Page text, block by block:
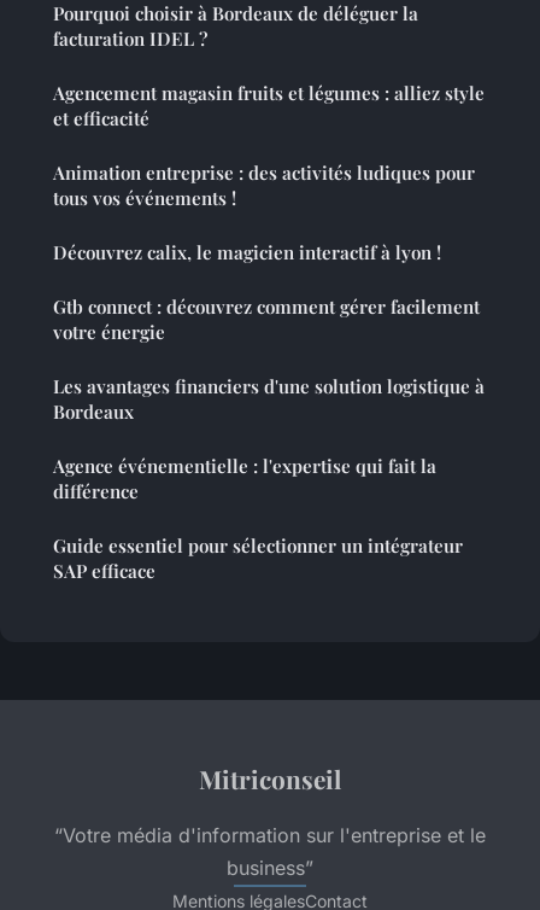
Pourquoi choisir à Bordeaux de déléguer la
facturation IDEL ?
Agencement magasin fruits et légumes : alliez style
et efficacité
Animation entreprise : des activités ludiques pour
tous vos événements !
Découvrez calix, le magicien interactif à lyon !
Gtb connect : découvrez comment gérer facilement
votre énergie
Les avantages financiers d'une solution logistique à
Bordeaux
Agence événementielle : l'expertise qui fait la
différence
Guide essentiel pour sélectionner un intégrateur
SAP efficace
Mitriconseil
“Votre média d'information sur l'entreprise et le
business”
Mentions légalesContact